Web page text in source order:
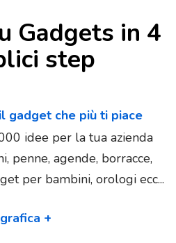
Gadgets in 4
step
gadget che più ti piace
idee per la tua azienda
penne, agende, borracce,
per bambini, orologi ecc...
+